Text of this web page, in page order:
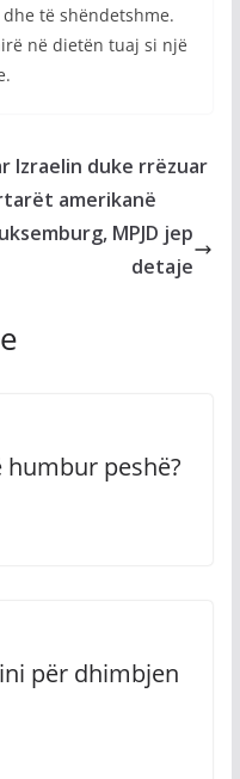
të shëndetshme.
në dietën tuaj si një
Izraelin duke rrëzuar
amerikanë
MPJD jep
detaje
humbur peshë?
për dhimbjen